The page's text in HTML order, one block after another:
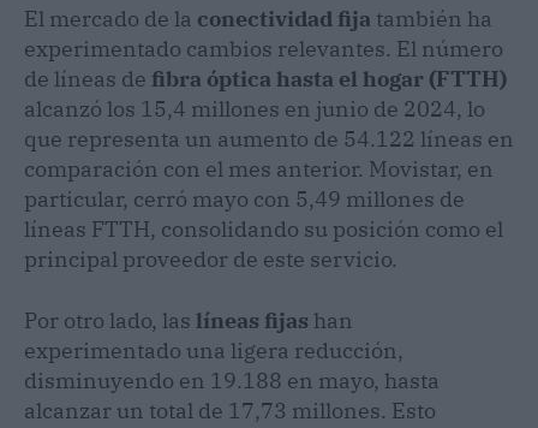
El mercado de la conectividad fija también ha
experimentado cambios relevantes. El número
de líneas de fibra óptica hasta el hogar (FTTH)
alcanzó los 15,4 millones en junio de 2024, lo
que representa un aumento de 54.122 líneas en
comparación con el mes anterior. Movistar, en
particular, cerró mayo con 5,49 millones de
líneas FTTH, consolidando su posición como el
principal proveedor de este servicio.
Por otro lado, las líneas fijas han
experimentado una ligera reducción,
disminuyendo en 19.188 en mayo, hasta
alcanzar un total de 17,73 millones. Esto